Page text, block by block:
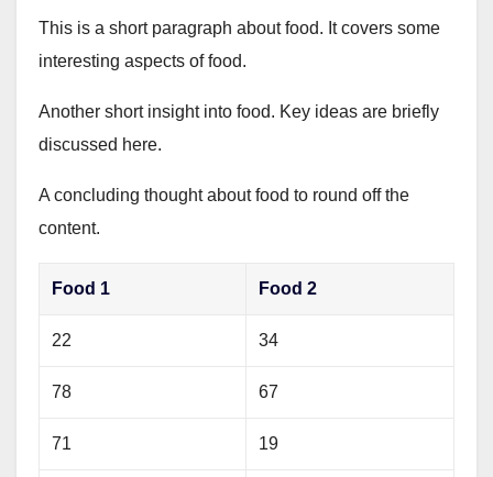
This is a short paragraph about food. It covers some
interesting aspects of food.
Another short insight into food. Key ideas are briefly
discussed here.
A concluding thought about food to round off the
content.
Food 1 Food 2
22 34
78 67
71 19